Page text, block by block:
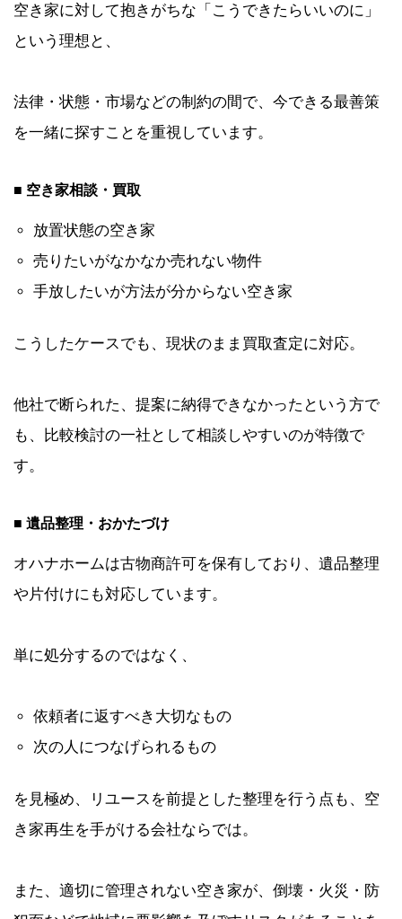
空き家に対して抱きがちな「こうできたらいいのに」
という理想と、
法律・状態・市場などの制約の間で、今できる最善策
を一緒に探すことを重視しています。
■ 空き家相談・買取
放置状態の空き家
売りたいがなかなか売れない物件
手放したいが方法が分からない空き家
こうしたケースでも、現状のまま買取査定に対応。
他社で断られた、提案に納得できなかったという方で
も、比較検討の一社として相談しやすいのが特徴で
す。
■ 遺品整理・おかたづけ
オハナホームは古物商許可を保有しており、遺品整理
や片付けにも対応しています。
単に処分するのではなく、
依頼者に返すべき大切なもの
次の人につなげられるもの
を見極め、リユースを前提とした整理を行う点も、空
き家再生を手がける会社ならでは。
また、適切に管理されない空き家が、倒壊・火災・防